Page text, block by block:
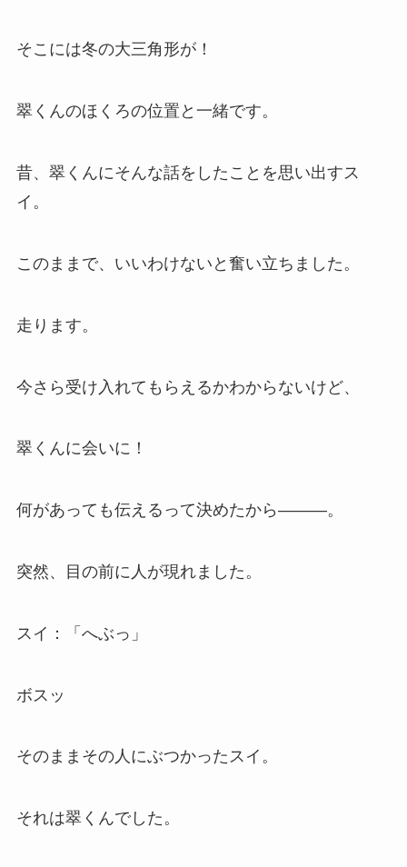
そこには冬の大三角形が！
翠くんのほくろの位置と一緒です。
昔、翠くんにそんな話をしたことを思い出すス
イ。
このままで、いいわけないと奮い立ちました。
走ります。
今さら受け入れてもらえるかわからないけど、
翠くんに会いに！
何があっても伝えるって決めたから―――。
突然、目の前に人が現れました。
スイ：「へぶっ」
ボスッ
そのままその人にぶつかったスイ。
それは翠くんでした。